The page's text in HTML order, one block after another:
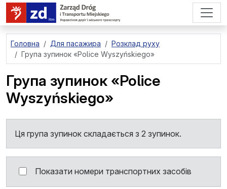
перейти до основного вмісту
Головна Для пасажира
Розклад руху
Група зупинок «Police Wyszyńskiego»
Група зупинок «Police
Wyszyńskiego»
Ця група зупинок складається з 2 зупинок.
Показати номери транспортних засобів